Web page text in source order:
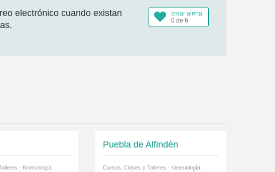
crear alerta
0 de 6
electrónico cuando existan
· Kinesiología
Puebla de Alfindén
Cursos, Clases y Talleres · Kinesiología